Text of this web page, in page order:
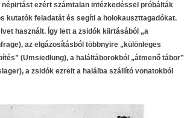
ezért számtalan intézkedéssel próbálták
kutatók feladatát és segíti a holokauszttagadókat.
használt. Így lett a zsidók kiirtásából „a
az elgázosításból többnyire „különleges
(Umsiedlung), a haláltáborokból „átmenő tábor”
a zsidók ezreit a halálba szállító vonatokból